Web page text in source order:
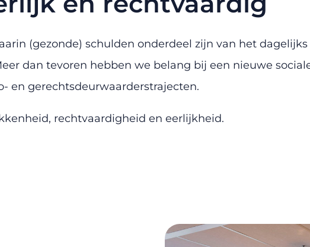
(gezonde) schulden onderdeel zijn van het
dan tevoren hebben we belang bij een nieuwe
en gerechtsdeurwaarderstrajecten.
rechtvaardigheid en eerlijkheid.